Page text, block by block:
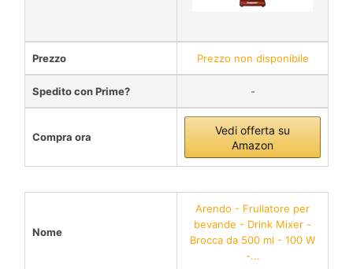
Prezzo Prezzo non disponibile
Spedito con Prime? -
Compra ora
Vedi offerta su
Amazon
Nome
Arendo - Frullatore per
bevande - Drink Mixer -
Brocca da 500 ml - 100 W
-...